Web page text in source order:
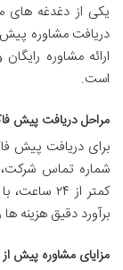
یکی از دغدغه های
دریافت مشاوره
ارائه مشاوره
است.
مراحل دریافت پیش
برای دریافت پیش
شماره تماس شرکت،
کمتر از
برآورد دقیق هزینه ها
مزایای مشاوره پیش